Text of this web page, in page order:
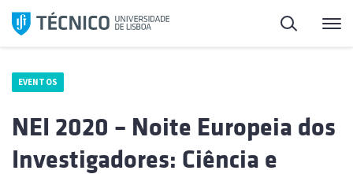
Saltar
para
Pesquisa
EVENTOS
NEI 2020 – Noite Europeia dos
Investigadores: Ciência e